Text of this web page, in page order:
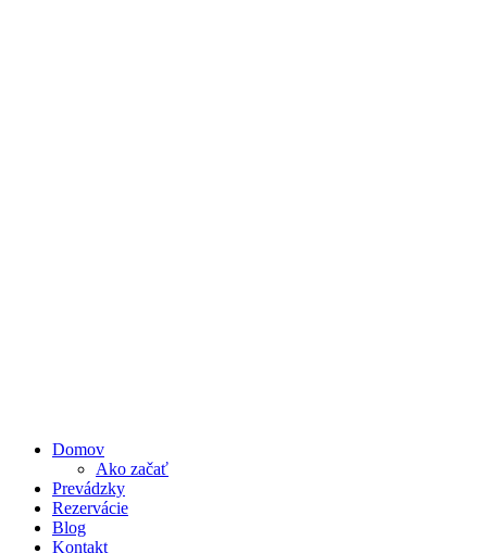
Domov
Ako začať
Prevádzky
Rezervácie
Blog
Kontakt